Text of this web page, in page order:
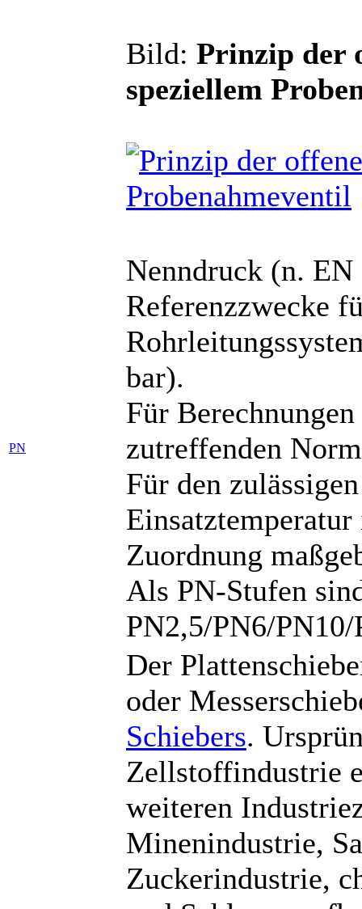
Bild: Prinzip der
speziellem
PN
Nenndruck (n.
Referenzzwecke
bar).
Für
zutreffenden
Für den
Zuordnung
Als PN-Stufen
PN2,5/PN6/
Der
oder
Schiebers.
Zellstoffindustrie
weiteren
Minenindustrie,
Zuckerindustrie,